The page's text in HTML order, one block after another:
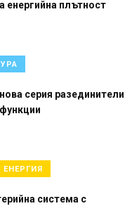
енергийна плътност
серия разединители
система с